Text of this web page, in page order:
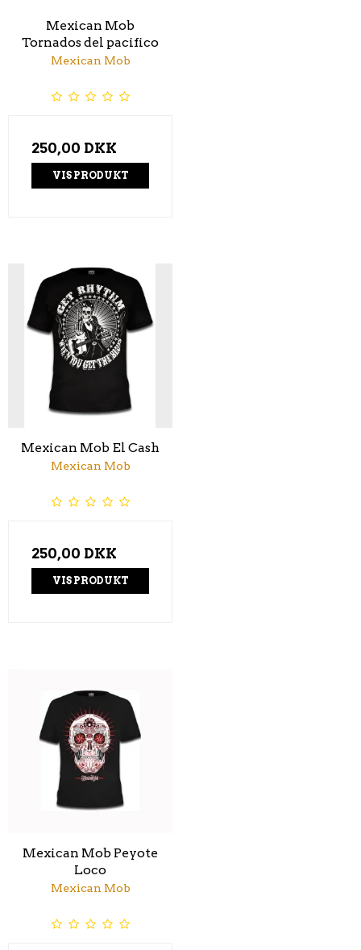
Mexican Mob
Tornados del pacifico
Mexican Mob
250,00 DKK
VIS PRODUKT
Mexican Mob El Cash
Mexican Mob
250,00 DKK
VIS PRODUKT
Mexican Mob Peyote
Loco
Mexican Mob